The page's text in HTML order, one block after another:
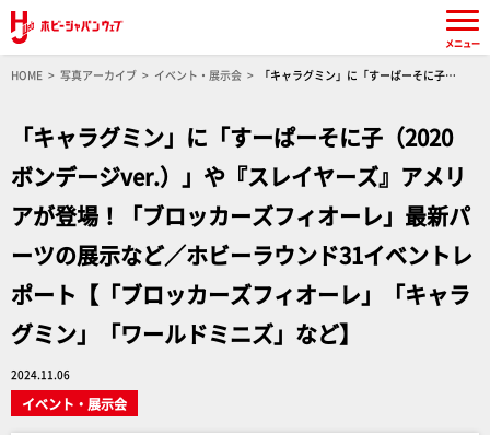
HOME 写真アーカイブ イベント・展示会
「キャラグミン」に「すーぱーそに子
「キャラグミン」「ワールドミニズ」など】
「キャラグミン」に「すーぱーそに子（2020
ボンデージver.）」や『スレイヤーズ』アメリ
アが登場！「ブロッカーズフィオーレ」最新パ
ーツの展示など／ホビーラウンド31イベントレ
ポート【「ブロッカーズフィオーレ」「キャラ
グミン」「ワールドミニズ」など】
2024.11.06
イベント・展示会
メニュー